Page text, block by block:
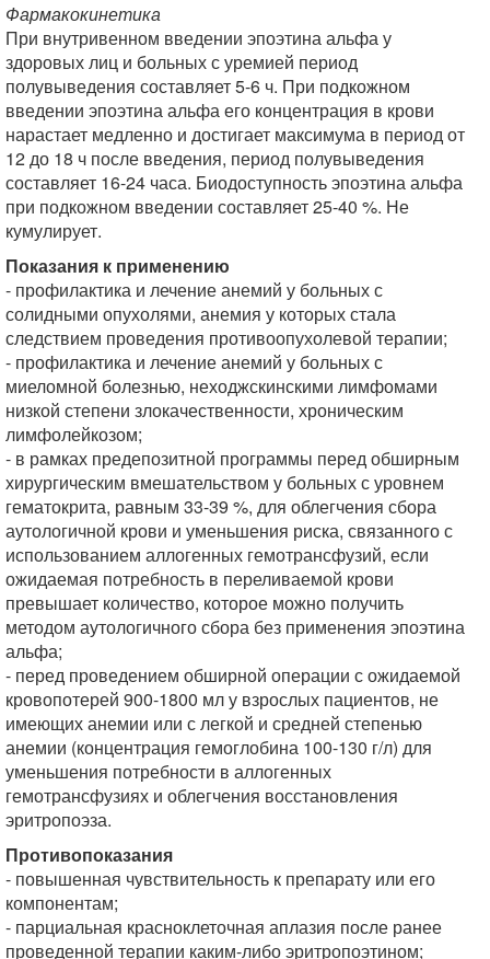
Фармакокинетика
При внутривенном введении эпоэтина альфа у
здоровых лиц и больных с уремией период
полувыведения составляет 5-6 ч. При подкожном
введении эпоэтина альфа его концентрация в крови
нарастает медленно и достигает максимума в период от
12 до 18 ч после введения, период полувыведения
составляет 16-24 часа. Биодоступность эпоэтина альфа
при подкожном введении составляет 25-40 %. Не
кумулирует.
Показания к применению
- профилактика и лечение анемий у больных с
солидными опухолями, анемия у которых стала
следствием проведения противоопухолевой терапии;
- профилактика и лечение анемий у больных с
миеломной болезнью, неходжскинскими лимфомами
низкой степени злокачественности, хроническим
лимфолейкозом;
- в рамках предепозитной программы перед обширным
хирургическим вмешательством у больных с уровнем
гематокрита, равным 33-39 %, для облегчения сбора
аутологичной крови и уменьшения риска, связанного с
использованием аллогенных гемотрансфузий, если
ожидаемая потребность в переливаемой крови
превышает количество, которое можно получить
методом аутологичного сбора без применения эпоэтина
альфа;
- перед проведением обширной операции с ожидаемой
кровопотерей 900-1800 мл у взрослых пациентов, не
имеющих анемии или с легкой и средней степенью
анемии (концентрация гемоглобина 100-130 г/л) для
уменьшения потребности в аллогенных
гемотрансфузиях и облегчения восстановления
эритропоэза.
Противопоказания
- повышенная чувствительность к препарату или его
компонентам;
- парциальная красноклеточная аплазия после ранее
проведенной терапии каким-либо эритропоэтином;